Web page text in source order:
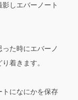
しエバーノート
た時にエバーノ
着きます。
トになにかを保存